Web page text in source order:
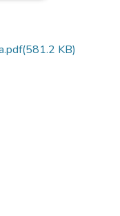
(581.2 KB)